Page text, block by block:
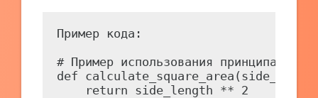
Пример кода:
# Пример использования принципа
def
    return side_length ** 2